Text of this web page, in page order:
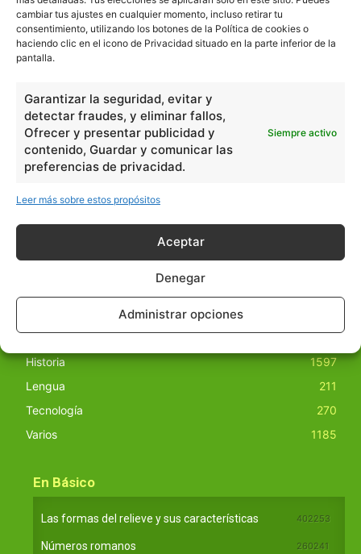
cambiar tus ajustes en cualquier momento, incluso retirar tu
consentimiento, utilizando los botones de la Política de cookies o
haciendo clic en el icono de Privacidad situado en la parte inferior de la
pantalla.
Garantizar la seguridad, evitar y
detectar fraudes, y eliminar fallos,
Ofrecer y presentar publicidad y
contenido, Guardar y comunicar las
preferencias de privacidad.
Siempre activo
Leer más sobre estos propósitos
Aceptar
Denegar
Administrar opciones
escuelapedia
Nuestros articulos son redactados y publicados bajo
licencia de uso libre. El usuario puede reproducir y hacer
obras derivadas de todos los contenidos disponibles en
nuestro sitio. Este sitio usa cookies de terceros. Lea más
informaciónaquí.
Filosofía
226
Historia
1597
Lengua
211
Tecnología
270
Varios
1185
En Básico
Las formas del relieve y sus características 402253
Números romanos 260241